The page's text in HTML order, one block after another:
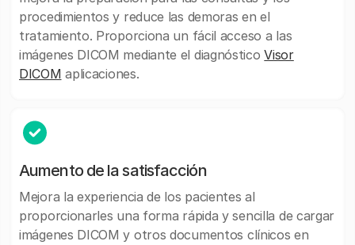
procedimientos y reduce las demoras en el
tratamiento. Proporciona un fácil acceso a las
imágenes DICOM mediante el diagnósticoVisor
DICOM aplicaciones.
Aumento de la satisfacción
Mejora la experiencia de los pacientes al
proporcionarles una forma rápida y sencilla de cargar
imágenes DICOM y otros documentos clínicos en